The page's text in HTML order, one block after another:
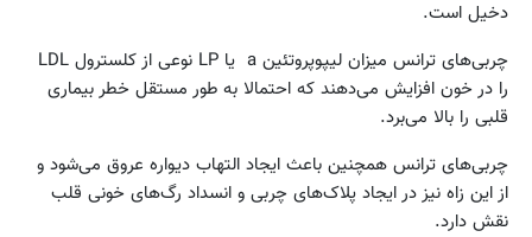
دخیل است.
چربی‌های ترانس میزان لیپوپروتئین a یا LP نوعی از کلسترول LDL
را در خون افزایش می‌دهند که احتمالا به طور مستقل خطر بیماری
قلبی را بالا می‌برد.
چربی‌های ترانس همچنین باعث ایجاد التهاب دیواره عروق می‌شود و
از این زاه نیز در ایجاد پلاک‌های چربی و انسداد رگ‌های خونی قلب
نقش دارد.